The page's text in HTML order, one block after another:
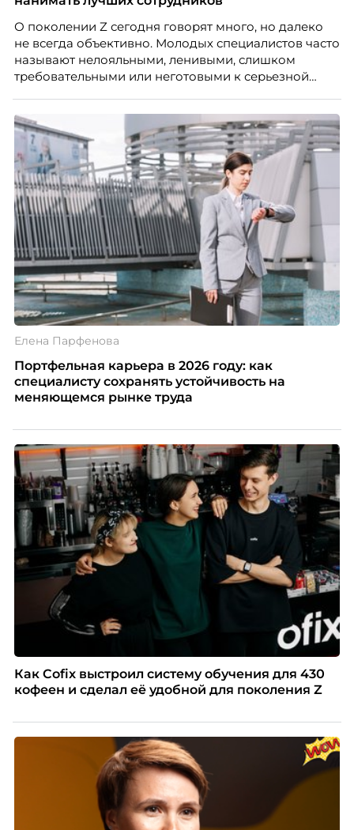
О поколении Z сегодня говорят много, но далеко
не всегда объективно. Молодых специалистов часто
называют нелояльными, ленивыми, слишком
требовательными или неготовыми к серьезной
кадровых ошибок. В этой статье Марина Ускова,
руководитель отдела подбора персонала
рекрутинговой компании, разбирает самые
распространенные мифы о зумерах и объясняет,
почему устаревшие представления мешают
бизнесу находить и удерживать сильных
сотрудников.
Елена Парфенова
Портфельная карьера в 2026 году: как
специалисту сохранять устойчивость на
меняющемся рынке труда
Как Cofix выстроил систему обучения для 430
кофеен и сделал её удобной для поколения Z